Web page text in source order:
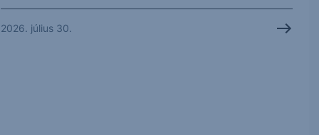
2026. július 30.